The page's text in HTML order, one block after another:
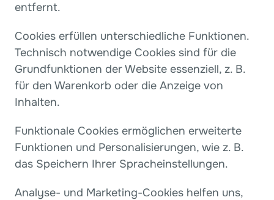
entfernt.
Cookies erfüllen unterschiedliche Funktionen.
Technisch notwendige Cookies sind für die
Grundfunktionen der Website essenziell, z. B.
für den Warenkorb oder die Anzeige von
Inhalten.
Funktionale Cookies ermöglichen erweiterte
Funktionen und Personalisierungen, wie z. B.
das Speichern Ihrer Spracheinstellungen.
Analyse- und Marketing-Cookies helfen uns,